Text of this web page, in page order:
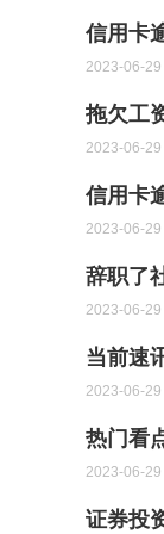
信用卡
2023-06-29
拖欠工
2023-06-29
信用卡
2023-06-29
辞职了
2023-06-29
当前速
2023-06-29
热门看
2023-06-29
证券投